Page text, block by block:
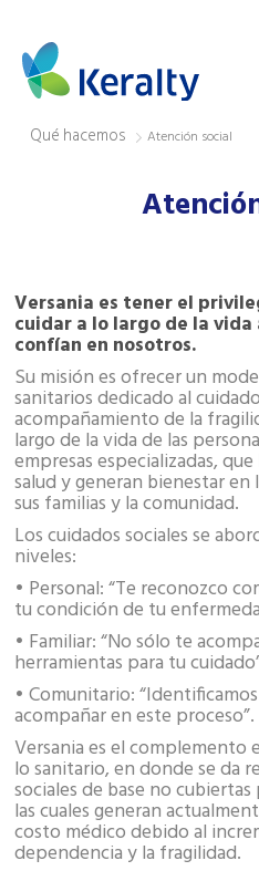
Qué hacemos
Atención social
Versania es tener el
cuidar a lo largo de la vida
confían en nosotros.
Su misión es ofrecer un
sanitarios dedicado al
acompañamiento de la
largo de la vida de las
empresas especializadas,
salud y generan bienestar
sus familias y la comunidad.
Los cuidados sociales se
niveles:
• Personal: “Te reconozco
tu condición de tu
• Familiar: “No sólo te
herramientas para tu
• Comunitario:
acompañar en este proceso”.
Versania es el complemento
lo sanitario, en donde se da
sociales de base no
las cuales generan
costo médico debido al
dependencia y la fragilidad.